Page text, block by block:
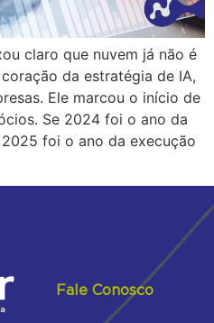
claro que nuvem já não é
da estratégia de IA,
Ele marcou o início de
Se 2024 foi o ano da
foi o ano da execução
Fale Conosco